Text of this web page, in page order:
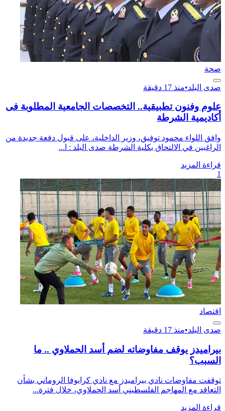
صحة
صدى البلد•منذ 17 دقيقة
علوم وفنون تطبيقية.. التخصصات الجامعية المطلوبة فى
أكاديمية الشرطة
وافق اللواء محمود توفيق، وزير الداخلية، على قبول دفعة جديدة من
الراغبين في الالتحاق بكلية الشرطة صدى البلد : ا...
قراءة المزيد
1
اقتصاد
صدى البلد•منذ 17 دقيقة
بيراميدز يوقف مفاوضاته لضم أسد الحملاوي .. ما
السبب؟
توقفت مفاوضات نادي بيراميدز مع نادي كرايوفا الروماني بشأن
التعاقد مع المهاجم الفلسطيني أسد الحملاوي، خلال فترة...
قراءة المزيد